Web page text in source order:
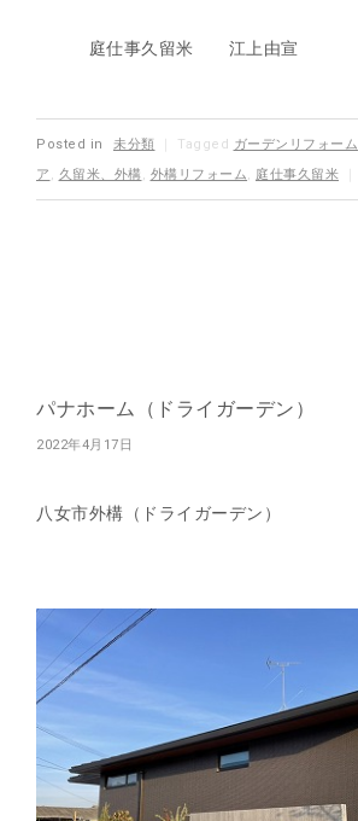
庭仕事久留米 江上由宣
Posted in 未分類 Tagged ガーデンリフォーム
ア , 久留米、外構, 外構リフォーム, 庭仕事久留米
パナホーム（ドライガーデン）
2022年4月17日
八女市外構（ドライガーデン）